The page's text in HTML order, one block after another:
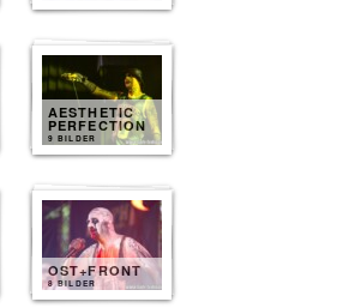
AESTHETIC
PERFECTION
9 BILDER
OST+FRONT
8 BILDER